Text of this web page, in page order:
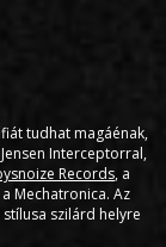
tudhat magáénak,
Interceptorral,
Records, a
Mechatronica. Az
szilárd helyre